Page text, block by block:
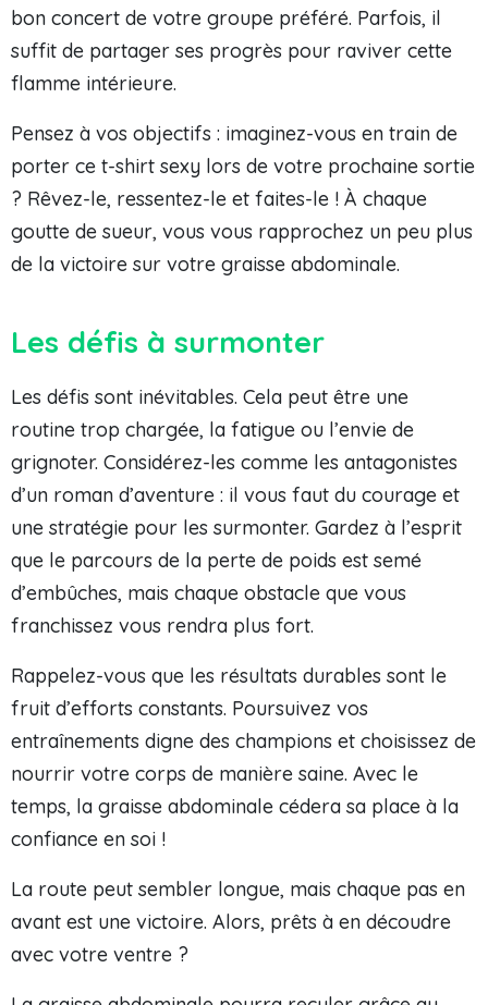
bon concert de votre groupe préféré. Parfois, il
suffit de partager ses progrès pour raviver cette
flamme intérieure.
Pensez à vos objectifs : imaginez-vous en train de
porter ce t-shirt sexy lors de votre prochaine sortie
? Rêvez-le, ressentez-le et faites-le ! À chaque
goutte de sueur, vous vous rapprochez un peu plus
de la victoire sur votre graisse abdominale.
Les défis à surmonter
Les défis sont inévitables. Cela peut être une
routine trop chargée, la fatigue ou l’envie de
grignoter. Considérez-les comme les antagonistes
d’un roman d’aventure : il vous faut du courage et
une stratégie pour les surmonter. Gardez à l’esprit
que le parcours de la perte de poids est semé
d’embûches, mais chaque obstacle que vous
franchissez vous rendra plus fort.
Rappelez-vous que les résultats durables sont le
fruit d’efforts constants. Poursuivez vos
entraînements digne des champions et choisissez de
nourrir votre corps de manière saine. Avec le
temps, la graisse abdominale cédera sa place à la
confiance en soi !
La route peut sembler longue, mais chaque pas en
avant est une victoire. Alors, prêts à en découdre
avec votre ventre ?